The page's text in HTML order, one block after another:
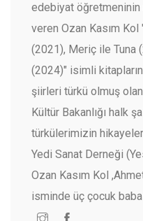
edebiyat öğretmeninin
veren Ozan Kasım
(2021), Meriç ile Tuna
(2024)" isimli kitapların
şiirleri türkü olmuş
Kültür Bakanlığı halk
türkülerimizin
Yedi Sanat Derneği
Ozan Kasım Kol
isminde üç çocuk